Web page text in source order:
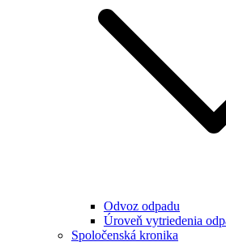
Odvoz odpadu
Úroveň vytriedenia
Spoločenská kronika